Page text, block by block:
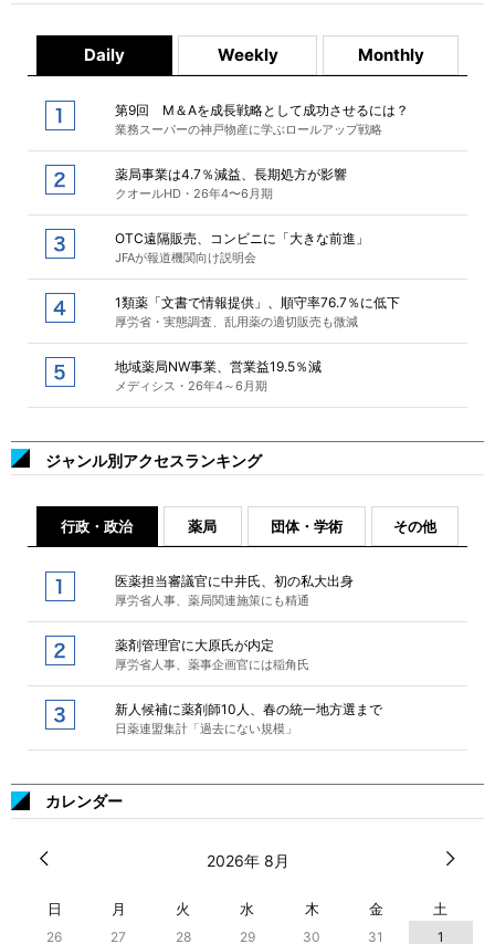
Daily Weekly Monthly
第9回 M＆Aを成長戦略として成功させるには？
業務スーパーの神戸物産に学ぶロールアップ戦略
薬局事業は4.7％減益、長期処方が影響
クオールHD・26年4〜6月期
OTC遠隔販売、コンビニに「大きな前進」
JFAが報道機関向け説明会
1類薬「文書で情報提供」、順守率76.7％に低下
厚労省・実態調査、乱用薬の適切販売も微減
地域薬局NW事業、営業益19.5％減
メディシス・26年4～6月期
ジャンル別アクセスランキング
行政・政治 薬局 団体・学術 その他
医薬担当審議官に中井氏、初の私大出身
厚労省人事、薬局関連施策にも精通
薬剤管理官に大原氏が内定
厚労省人事、薬事企画官には稲角氏
新人候補に薬剤師10人、春の統一地方選まで
日薬連盟集計「過去にない規模」
カレンダー
2026年 8月
日 月 火 水 木 金 土
26 27 28 29 30 31
1